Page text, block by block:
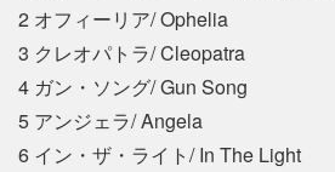
2 オフィーリア/ Ophelia
3 クレオパトラ/ Cleopatra
4 ガン・ソング/ Gun Song
5 アンジェラ/ Angela
6 イン・ザ・ライト/ In The Light